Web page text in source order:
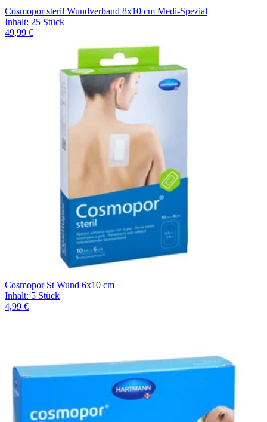
Cosmopor steril Wundverband 8x10 cm Medi-Spezial
Inhalt: 25 Stück
49,99 €
Cosmopor St Wund 6x10 cm
Inhalt: 5 Stück
4,99 €